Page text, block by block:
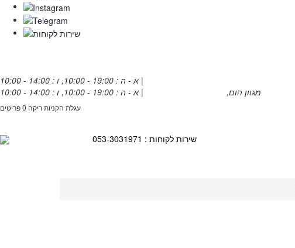
| א - ה : 19:00 - 10:00, ו : 14:00 - 10:00
מגוון הום,
| א - ה : 19:00 - 10:00, ו : 14:00 - 10:00
עגלת הקניות ריקה 0 פריטים
שירות לקוחות : 053-3031971